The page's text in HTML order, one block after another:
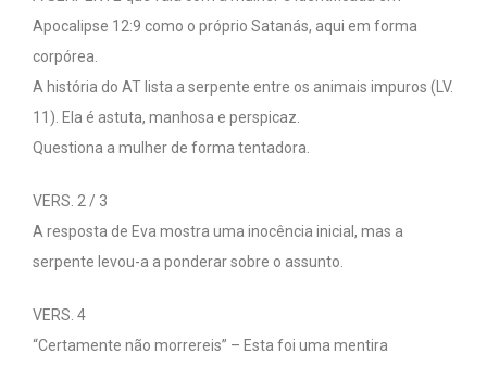
Apocalipse 12:9 como o próprio Satanás, aqui em forma
corpórea.
A história do AT lista a serpente entre os animais impuros (LV.
11). Ela é astuta, manhosa e perspicaz.
Questiona a mulher de forma tentadora.
VERS. 2 / 3
A resposta de Eva mostra uma inocência inicial, mas a
serpente levou-a a ponderar sobre o assunto.
VERS. 4
“Certamente não morrereis” – Esta foi uma mentira